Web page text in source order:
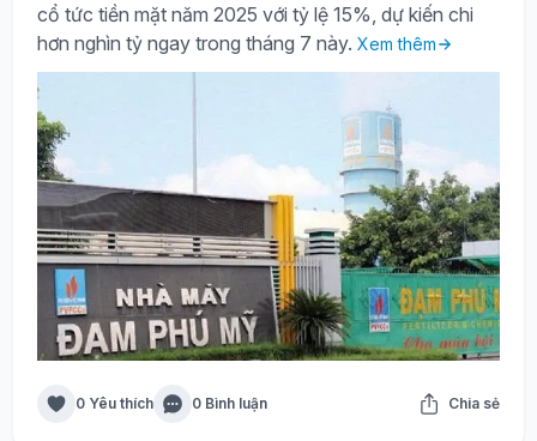
cổ tức tiền mặt năm 2025 với tỷ lệ 15%, dự kiến chi
hơn nghìn tỷ ngay trong tháng 7 này. Xem thêm
0 Yêu thích 0 Bình luận Chia sẻ